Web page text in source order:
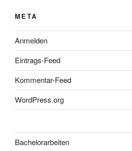
META
Anmelden
Eintrags-Feed
Kommentar-Feed
WordPress.org
Bachelorarbeiten